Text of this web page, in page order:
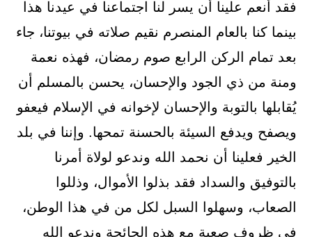
فقد أنعم علينا أن يسر لنا اجتماعنا في عيدنا هذا
بينما كنا بالعام المنصرم نقيم صلاته في بيوتنا، جاء
بعد تمام الركن الرابع صوم رمضان، فهذه نعمة
ومنة من ذي الجود والإحسان، يحسن بالمسلم أن
يُقابلها بالتوبة والإحسان لإخوانه في الإسلام فيعفو
ويصفح ويدفع السيئة بالحسنة تمحها. وإننا في بلد
الخير فعلينا أن نحمد الله وندعو لولاة أمرنا
بالتوفيق والسداد فقد بذلوا الأموال، وذللوا
الصعاب، وسهلوا السبل لكل من في هذا الوطن،
في ظروف صعبة مع هذه الجائحة وندعو الله